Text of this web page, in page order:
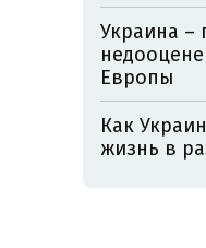
Украина –
Европы
Как
жизнь в